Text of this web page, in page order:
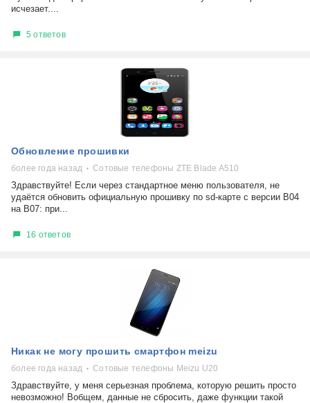
исчезает....
5 ответов
Обновление прошивки
более года назад Сотовые телефоны ZTE Blade A510
Здравствуйте! Если через стандартное меню пользователя, не
удаётся обновить официальную прошивку по sd-карте с версии B04
на B07: при...
16 ответов
Никак не могу прошить смартфон meizu
более года назад Сотовые телефоны Meizu U20
Здравствуйте, у меня серьезная проблема, которую решить просто
невозможно! Вобщем, данные не сбросить, даже функции такой